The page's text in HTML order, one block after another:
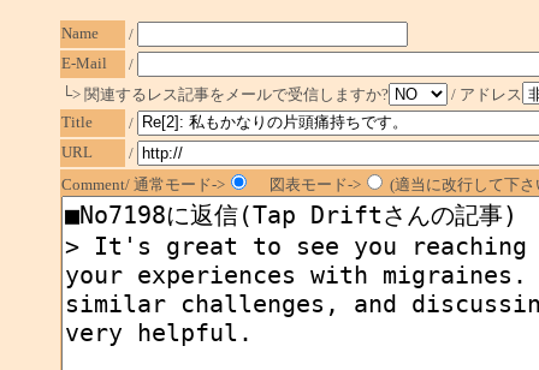
Name
/
E-Mail
/
└> 関連するレス記事をメールで受信しますか?
/ アドレス
Title
/
URL
/
Comment/ 通常モード->
図表モード-> (適当に改行して下